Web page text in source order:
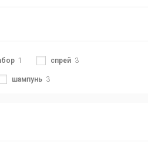
1 спрей 3
шампунь 3